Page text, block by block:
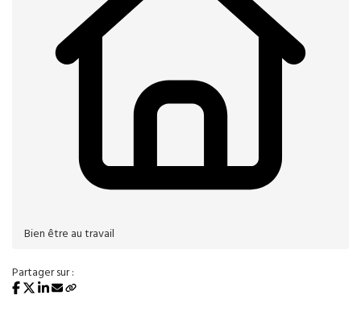
Bien être au travail
Partager sur :